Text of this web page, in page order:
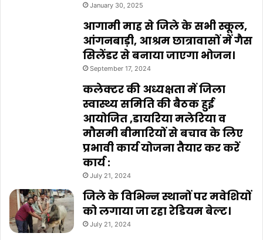
January 30, 2025
आगामी माह से जिले के सभी स्कूल,
आंगनबाड़ी, आश्रम छात्रावासों में गैस
सिलेंडर से बनाया जाएगा भोजन।
September 17, 2024
कलेक्टर की अध्यक्षता में जिला
स्वास्थ्य समिति की बैठक हुई
आयोजित ,डायरिया मलेरिया व
मौसमी बीमारियों से बचाव के लिए
प्रभावी कार्य योजना तैयार कर करें
कार्य :
July 21, 2024
जिले के विभिन्न स्थानों पर मवेशियों
को लगाया जा रहा रेडियम बेल्ट।
July 21, 2024